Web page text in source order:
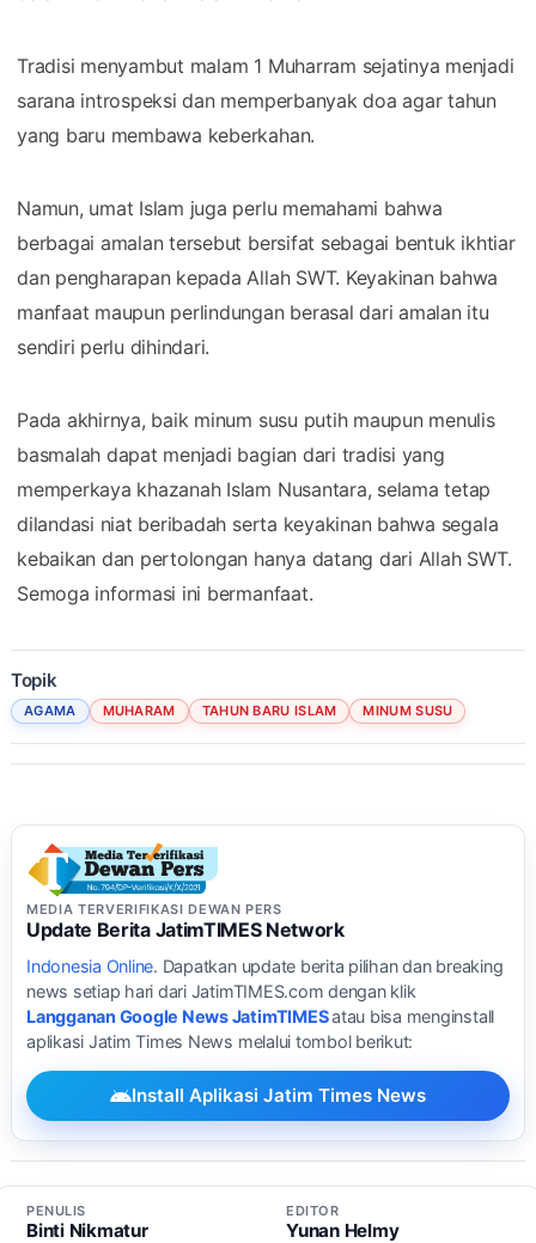
Tradisi menyambut malam 1 Muharram sejatinya menjadi
sarana introspeksi dan memperbanyak doa agar tahun
yang baru membawa keberkahan.
Namun, umat Islam juga perlu memahami bahwa
berbagai amalan tersebut bersifat sebagai bentuk ikhtiar
dan pengharapan kepada Allah SWT. Keyakinan bahwa
manfaat maupun perlindungan berasal dari amalan itu
sendiri perlu dihindari.
Pada akhirnya, baik minum susu putih maupun menulis
basmalah dapat menjadi bagian dari tradisi yang
memperkaya khazanah Islam Nusantara, selama tetap
dilandasi niat beribadah serta keyakinan bahwa segala
kebaikan dan pertolongan hanya datang dari Allah SWT.
Semoga informasi ini bermanfaat.
Topik
AGAMA MUHARAM TAHUN BARU ISLAM MINUM SUSU
MEDIA TERVERIFIKASI DEWAN PERS
Update Berita JatimTIMES Network
Indonesia Online. Dapatkan update berita pilihan dan breaking
news setiap hari dari JatimTIMES.com dengan klik
Langganan Google News JatimTIMESatau bisa menginstall
aplikasi Jatim Times News melalui tombol berikut:
Install Aplikasi Jatim Times News
PENULIS
Binti Nikmatur
EDITOR
Yunan Helmy